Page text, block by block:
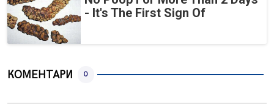
- It's The First Sign Of
КОМЕНТАРИ 0